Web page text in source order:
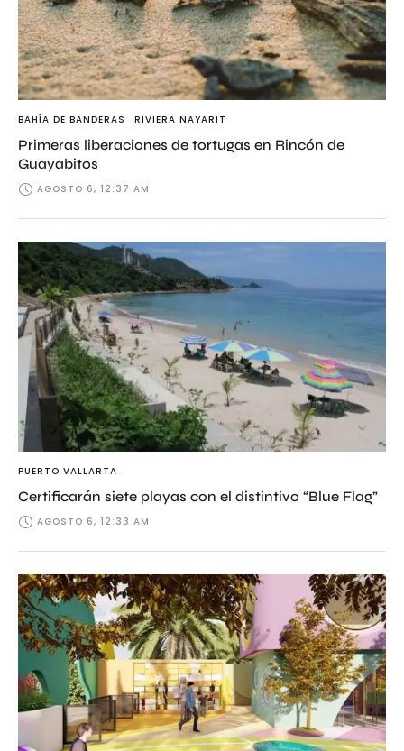
BAHÍA DE BANDERAS RIVIERA NAYARIT
Primeras liberaciones de tortugas en Rincón de
Guayabitos
AGOSTO 6, 12:37 AM
PUERTO VALLARTA
Certificarán siete playas con el distintivo “Blue Flag”
AGOSTO 6, 12:33 AM